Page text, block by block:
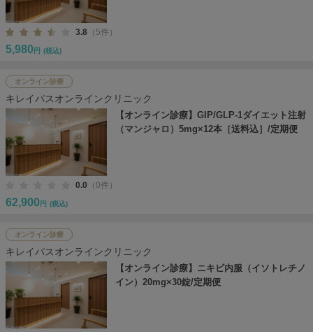
3.8 （5件）
5,980 円 (税込)
オンライン診療
キレイパスオンラインクリニック
【オンライン診療】GIP/GLP-1ダイエット注射
（マンジャロ）5mg×12本［送料込］/定期便
0.0 （0件）
62,900 円 (税込)
オンライン診療
キレイパスオンラインクリニック
【オンライン診療】ニキビ内服（イソトレチノ
イン）20mg×30錠/定期便